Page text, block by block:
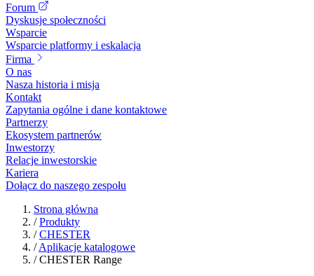
Forum
Dyskusje społeczności
Wsparcie
Wsparcie platformy i eskalacja
Firma
O nas
Nasza historia i misja
Kontakt
Zapytania ogólne i dane kontaktowe
Partnerzy
Ekosystem partnerów
Inwestorzy
Relacje inwestorskie
Kariera
Dołącz do naszego zespołu
Strona główna
/ Produkty
/ CHESTER
/ Aplikacje katalogowe
/ CHESTER Range